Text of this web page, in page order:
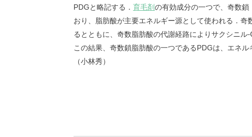
PDGと略記する． 育毛剤の有効成分の一つで、奇数鎖
おり、脂肪酸が主要エネルギー源として使われる．
るとともに、奇数脂肪酸の代謝経路によりサクシニ
この結果、奇数鎖脂肪酸の一つであるPDGは、エネ
（小林秀）